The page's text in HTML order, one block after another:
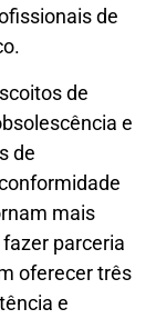
de
de
e
de
mais
parceria
oferecer três
e